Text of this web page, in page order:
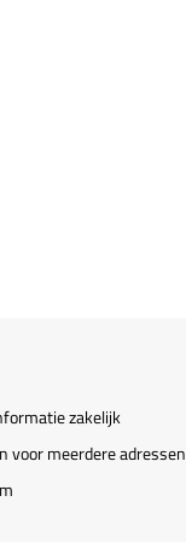
zakelijk
voor meerdere adressen